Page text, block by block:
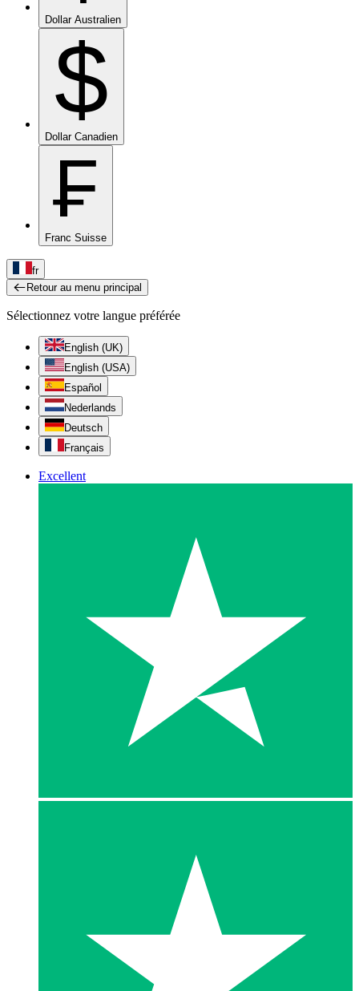
Dollar Australien
$
Dollar Canadien
₣
Franc Suisse
fr
Retour au menu principal
Sélectionnez votre langue préférée
English (UK)
English (USA)
Español
Nederlands
Deutsch
Français
Excellent